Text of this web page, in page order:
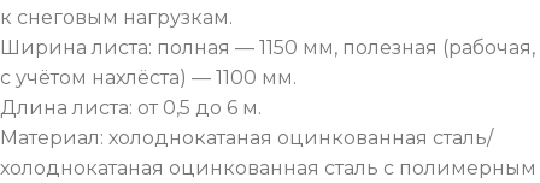
к снеговым нагрузкам.
Ширина листа: полная — 1150 мм, полезная (рабочая,
с учётом нахлёста) — 1100 мм.
Длина листа: от 0,5 до 6 м.
Материал: холоднокатаная оцинкованная сталь/
холоднокатаная оцинкованная сталь с полимерным